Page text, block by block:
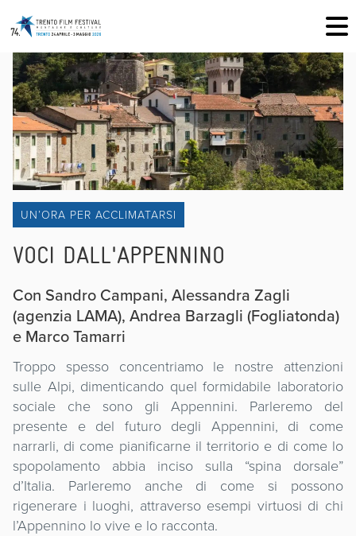
UN’ORA PER ACCLIMATARSI
VOCI DALL'APPENNINO
Con Sandro Campani, Alessandra Zagli
(agenzia LAMA), Andrea Barzagli (Fogliatonda)
e Marco Tamarri
Troppo spesso concentriamo le nostre attenzioni
sulle Alpi, dimenticando quel formidabile laboratorio
sociale che sono gli Appennini. Parleremo del
presente e del futuro degli Appennini, di come
narrarli, di come pianificarne il territorio e di come lo
spopolamento abbia inciso sulla “spina dorsale”
d’Italia. Parleremo anche di come si possono
rigenerare i luoghi, attraverso esempi virtuosi di chi
l’Appennino lo vive e lo racconta.